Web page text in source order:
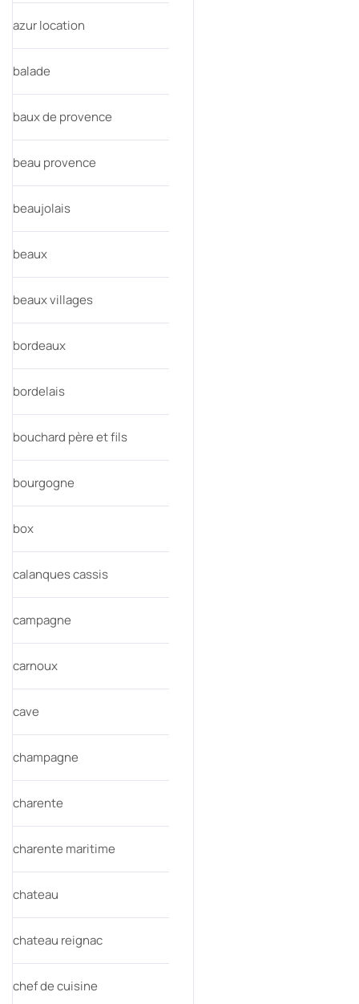
azur location
balade
baux de provence
beau provence
beaujolais
beaux
beaux villages
bordeaux
bordelais
bouchard père et fils
bourgogne
box
calanques cassis
campagne
carnoux
cave
champagne
charente
charente maritime
chateau
chateau reignac
chef de cuisine